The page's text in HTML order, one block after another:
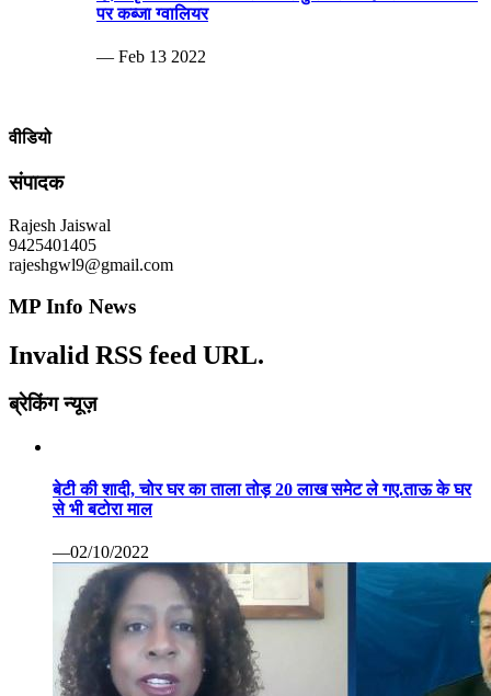
पर कब्जा ग्वालियर
— Feb 13 2022
वीडियो
संपादक
Rajesh Jaiswal
9425401405
rajeshgwl9@gmail.com
MP Info News
Invalid RSS feed URL.
ब्रेकिंग न्यूज़
बेटी की शादी, चोर घर का ताला तोड़ 20 लाख समेट ले गए.ताऊ के घर
से भी बटोरा माल
—02/10/2022